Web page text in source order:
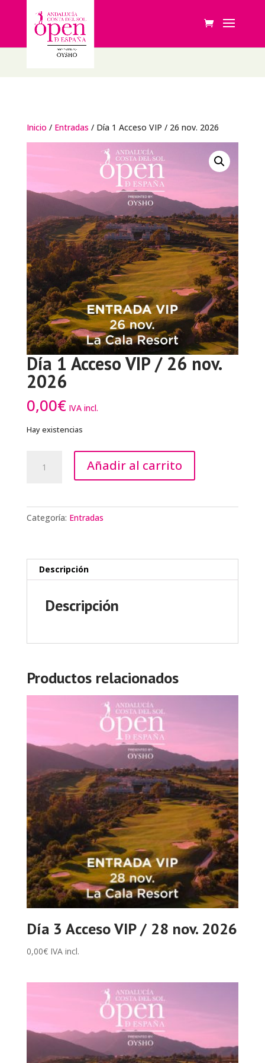
Inicio / Entradas / Día 1 Acceso VIP / 26 nov. 2026
Día 1 Acceso VIP / 26 nov.
2026
0,00€ IVA incl.
Hay existencias
cantidad
Añadir al carrito
Categoría: Entradas
Descripción
Descripción
Productos relacionados
Día 3 Acceso VIP / 28 nov. 2026
0,00€IVA incl.